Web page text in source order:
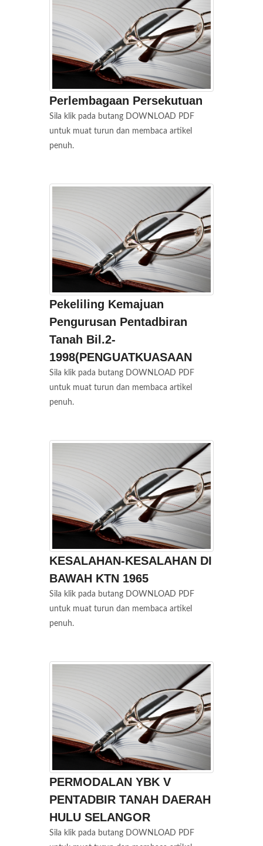
Perlembagaan Persekutuan
Sila klik pada butang DOWNLOAD PDF
untuk muat turun dan membaca artikel
penuh.
Pekeliling Kemajuan
Pengurusan Pentadbiran
Tanah Bil.2-
1998(PENGUATKUASAAN
Sila klik pada butang DOWNLOAD PDF
untuk muat turun dan membaca artikel
penuh.
KESALAHAN-KESALAHAN DI
BAWAH KTN 1965
Sila klik pada butang DOWNLOAD PDF
untuk muat turun dan membaca artikel
penuh.
PERMODALAN YBK V
PENTADBIR TANAH DAERAH
HULU SELANGOR
Sila klik pada butang DOWNLOAD PDF